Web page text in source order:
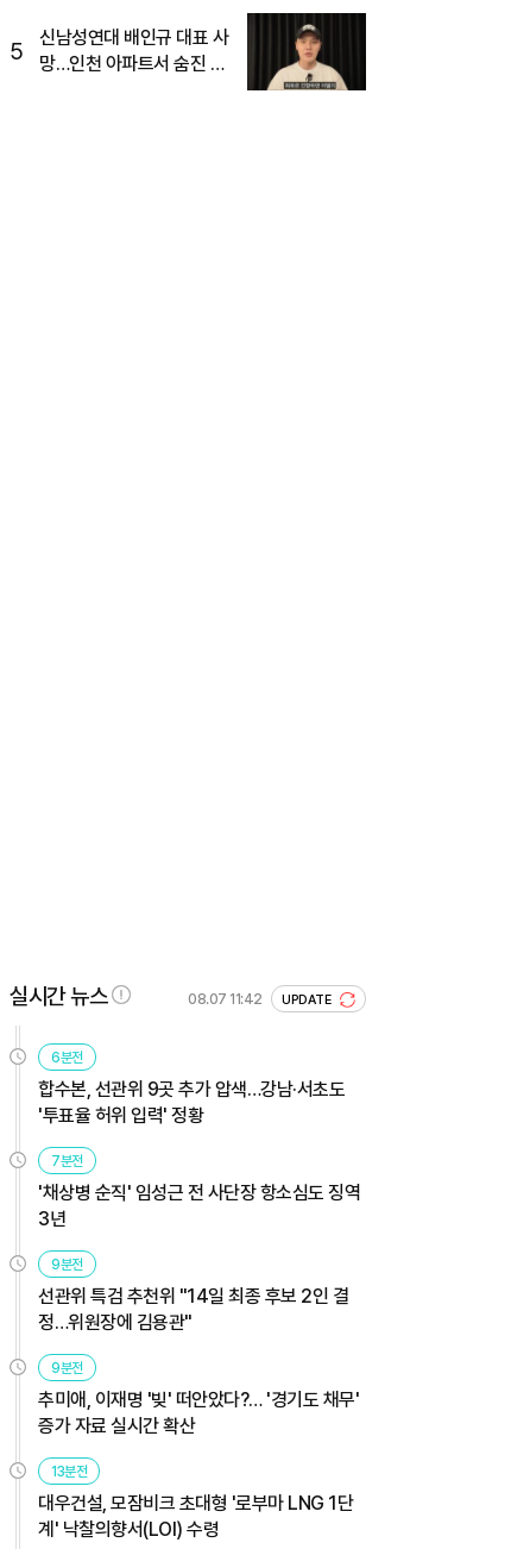
5
신남성연대 배인규 대표 사
망…인천 아파트서 숨진 채
실시간 뉴스 08.07 11:42 UPDATE
6분전
합수본, 선관위 9곳 추가 압색…강남·서초도
'투표율 허위 입력' 정황
7분전
'채상병 순직' 임성근 전 사단장 항소심도 징역
3년
9분전
선관위 특검 추천위 "14일 최종 후보 2인 결
정…위원장에 김용관"
9분전
추미애, 이재명 '빚' 떠안았다?… '경기도 채무'
증가 자료 실시간 확산
13분전
대우건설, 모잠비크 초대형 '로부마 LNG 1단
계' 낙찰의향서(LOI) 수령